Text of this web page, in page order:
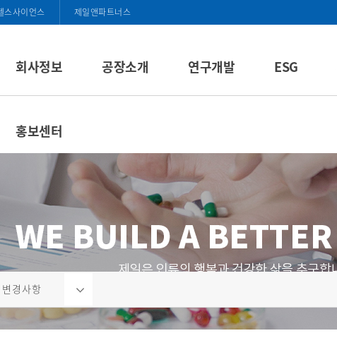
스사이언스 제일앤파트너스
회사정보 공장소개 연구개발 ESG
홍보센터
경사항